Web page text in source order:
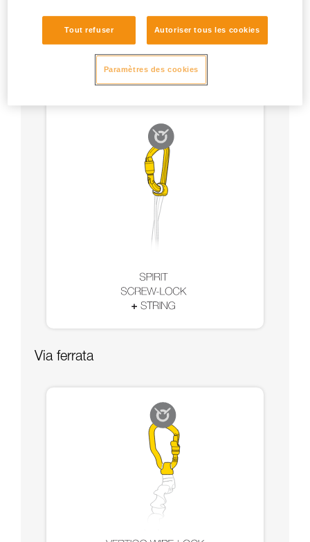
Via ferrata
Tout refuser Autoriser tous les cookies
Paramètres des cookies